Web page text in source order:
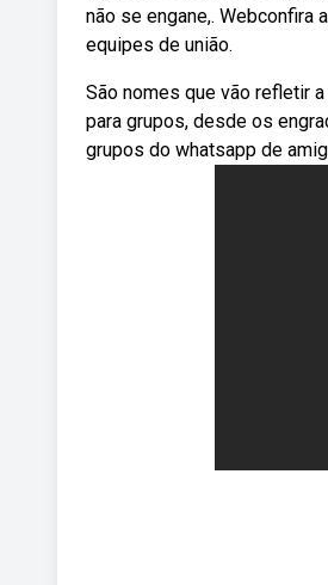
não se engane,.
equipes de união.
São nomes que vão refletir
para grupos, desde os
grupos do whatsapp de